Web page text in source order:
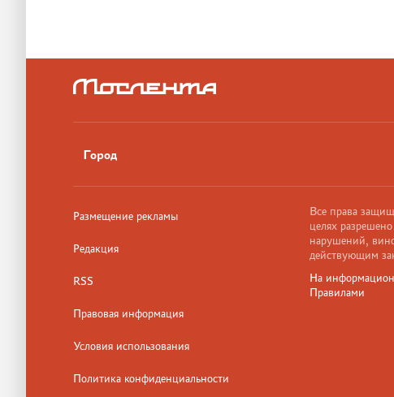
Город
Размещение рекламы
Редакция
RSS
Правовая информация
Условия использования
Политика конфиденциальности
Все права
целях
нарушений,
действующим
На
Правилами